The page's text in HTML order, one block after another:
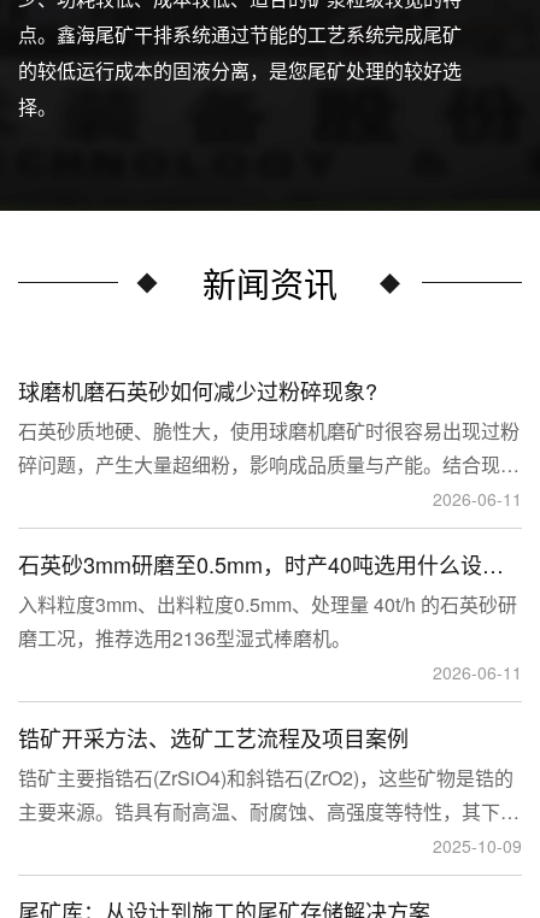
点。鑫海尾矿干排系统通过节能的工艺系统完成尾矿
的较低运行成本的固液分离，是您尾矿处理的较好选
择。
新闻资讯
球磨机磨石英砂如何减少过粉碎现象?
石英砂质地硬、脆性大，使用球磨机磨矿时很容易出现过粉
碎问题，产生大量超细粉，影响成品质量与产能。结合现场
生产经验，可通过工艺、研磨介质、运行参数、配套设备多
维度优化，改善该问题。
2026-06-11
石英砂3mm研磨至0.5mm，时产40吨选用什么设备？
入料粒度3mm、出料粒度0.5mm、处理量 40t/h 的石英砂研
磨工况，推荐选用2136型湿式棒磨机。
2026-06-11
锆矿开采方法、选矿工艺流程及项目案例
锆矿主要指锆石(ZrSiO4)和斜锆石(ZrO2)，这些矿物是锆的
主要来源。锆具有耐高温、耐腐蚀、高强度等特性，其下游
应用涉及核工业、陶瓷、耐火材料、铸造、电子和化工等多
个领域，尤其在高性能陶瓷和锆基合金中的需求不断增长。
2025-10-09
尾矿库：从设计到施工的尾矿存储解决方案